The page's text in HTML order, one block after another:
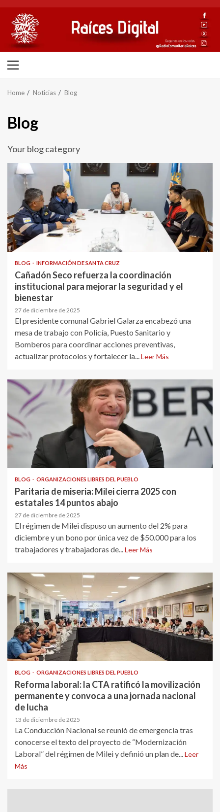
content
Primary
Home Noticias Blog
Blog
Your blog category
BLOG INFORMACIÓN DE SANTA CRUZ
Cañadón Seco refuerza la coordinación
institucional para mejorar la seguridad y el
bienestar
27 de diciembre de 2025
El presidente comunal Gabriel Galarza encabezó una
mesa de trabajo con Policía, Puesto Sanitario y
Bomberos para coordinar acciones preventivas,
actualizar protocolos y fortalecer la...Leer Más
BLOG ORGANIZACIONES LIBRES DEL PUEBLO
Paritaria de miseria: Milei cierra 2025 con
estatales 14 puntos abajo
27 de diciembre de 2025
El régimen de Milei dispuso un aumento del 2% para
diciembre y un bono por única vez de $50.000 para los
trabajadores y trabajadoras de...Leer Más
BLOG ORGANIZACIONES LIBRES DEL PUEBLO
Reforma laboral: la CTA ratificó la movilización
permanente y convoca a una jornada nacional
de lucha
13 de diciembre de 2025
La Conducción Nacional se reunió de emergencia tras
conocerse el texto del proyecto de “Modernización
Laboral” del régimen de Milei y definió un plan de...Leer
Más